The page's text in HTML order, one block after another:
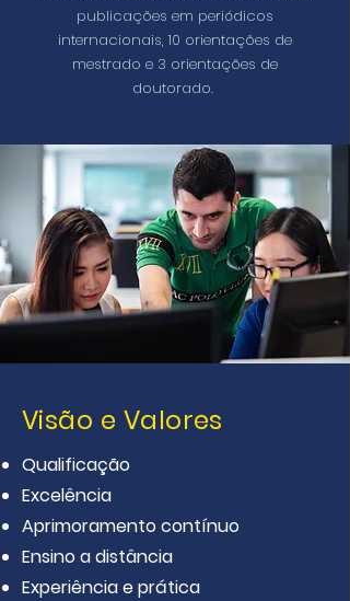
publicações em periódicos
internacionais, 10 orientações de
mestrado e 3 orientações de
doutorado.
Visão e Valores
Qualificação
Excelência
Aprimoramento contínuo
Ensino a distância
Experiência e prática